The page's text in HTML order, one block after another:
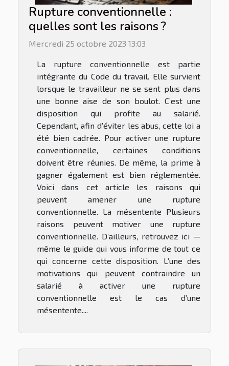
Rupture conventionnelle :
quelles sont les raisons ?
Mercredi 25 octobre 2023 13:03
La rupture conventionnelle est partie
intégrante du Code du travail. Elle survient
lorsque le travailleur ne se sent plus dans
une bonne aise de son boulot. C’est une
disposition qui profite au salarié.
Cependant, afin d’éviter les abus, cette loi a
été bien cadrée. Pour activer une rupture
conventionnelle, certaines conditions
doivent être réunies. De même, la prime à
gagner également est bien réglementée.
Voici dans cet article les raisons qui
peuvent amener une rupture
conventionnelle. La mésentente Plusieurs
raisons peuvent motiver une rupture
conventionnelle. D’ailleurs, retrouvez ici —
même le guide qui vous informe de tout ce
qui concerne cette disposition. L’une des
motivations qui peuvent contraindre un
salarié à activer une rupture
conventionnelle est le cas d’une
mésentente....